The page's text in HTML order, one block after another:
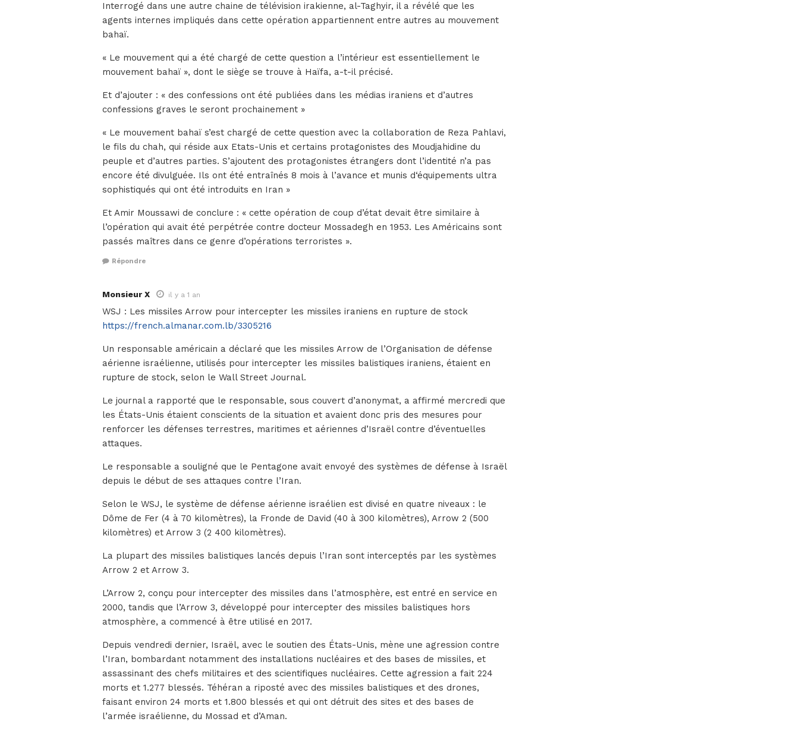
Interrogé dans une autre chaine de télévision irakienne, al-Taghyir, il a révélé que les
agents internes impliqués dans cette opération appartiennent entre autres au mouvement
bahaï.
« Le mouvement qui a été chargé de cette question a l’intérieur est essentiellement le
mouvement bahaï », dont le siège se trouve à Haïfa, a-t-il précisé.
Et d’ajouter : « des confessions ont été publiées dans les médias iraniens et d’autres
confessions graves le seront prochainement »
« Le mouvement bahaï s’est chargé de cette question avec la collaboration de Reza Pahlavi,
le fils du chah, qui réside aux Etats-Unis et certains protagonistes des Moudjahidine du
peuple et d’autres parties. S’ajoutent des protagonistes étrangers dont l’identité n’a pas
encore été divulguée. Ils ont été entraînés 8 mois à l’avance et munis d‘équipements ultra
sophistiqués qui ont été introduits en Iran »
Et Amir Moussawi de conclure : « cette opération de coup d’état devait être similaire à
l’opération qui avait été perpétrée contre docteur Mossadegh en 1953. Les Américains sont
passés maîtres dans ce genre d’opérations terroristes ».
Répondre
Monsieur X il y a 1 an
WSJ : Les missiles Arrow pour intercepter les missiles iraniens en rupture de stock
https://french.almanar.com.lb/3305216
Un responsable américain a déclaré que les missiles Arrow de l’Organisation de défense
aérienne israélienne, utilisés pour intercepter les missiles balistiques iraniens, étaient en
rupture de stock, selon le Wall Street Journal.
Le journal a rapporté que le responsable, sous couvert d’anonymat, a affirmé mercredi que
les États-Unis étaient conscients de la situation et avaient donc pris des mesures pour
renforcer les défenses terrestres, maritimes et aériennes d’Israël contre d’éventuelles
attaques.
Le responsable a souligné que le Pentagone avait envoyé des systèmes de défense à Israël
depuis le début de ses attaques contre l’Iran.
Selon le WSJ, le système de défense aérienne israélien est divisé en quatre niveaux : le
Dôme de Fer (4 à 70 kilomètres), la Fronde de David (40 à 300 kilomètres), Arrow 2 (500
kilomètres) et Arrow 3 (2 400 kilomètres).
La plupart des missiles balistiques lancés depuis l’Iran sont interceptés par les systèmes
Arrow 2 et Arrow 3.
L’Arrow 2, conçu pour intercepter des missiles dans l’atmosphère, est entré en service en
2000, tandis que l’Arrow 3, développé pour intercepter des missiles balistiques hors
atmosphère, a commencé à être utilisé en 2017.
Depuis vendredi dernier, Israël, avec le soutien des États-Unis, mène une agression contre
l’Iran, bombardant notamment des installations nucléaires et des bases de missiles, et
assassinant des chefs militaires et des scientifiques nucléaires. Cette agression a fait 224
morts et 1.277 blessés. Téhéran a riposté avec des missiles balistiques et des drones,
faisant environ 24 morts et 1.800 blessés et qui ont détruit des sites et des bases de
l’armée israélienne, du Mossad et d’Aman.